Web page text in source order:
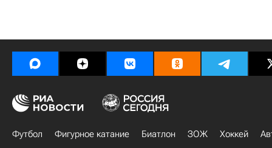
Футбол Фигурное катание Биатлон ЗОЖ Хоккей